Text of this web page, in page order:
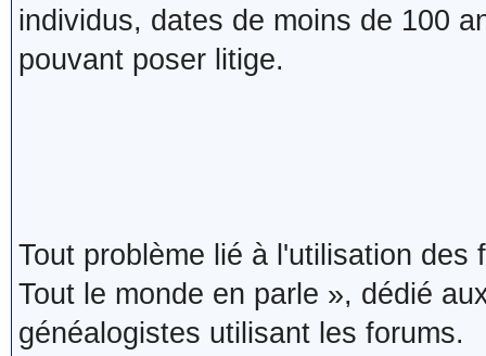
individus, dates de moins de 100
pouvant poser litige.
Tout problème lié à l'utilisation
Tout le monde en parle », dédié
généalogistes utilisant les forums.